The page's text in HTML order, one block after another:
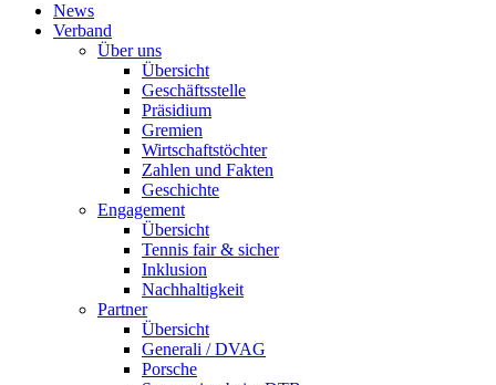
News
Verband
Über uns
Übersicht
Geschäftsstelle
Präsidium
Gremien
Wirtschaftstöchter
Zahlen und Fakten
Geschichte
Engagement
Übersicht
Tennis fair & sicher
Inklusion
Nachhaltigkeit
Partner
Übersicht
Generali / DVAG
Porsche